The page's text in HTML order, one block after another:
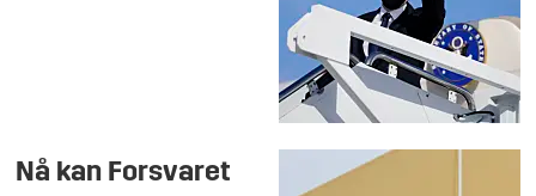
Nå kan Forsvaret